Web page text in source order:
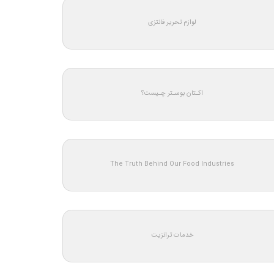
لوازم تحریر فانتزی
اکـتان بوسـتر چـیست؟
The Truth Behind Our Food Industries
خدمات ترانزیت